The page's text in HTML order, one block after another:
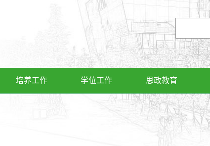
培养工作 学位工作 思政教育